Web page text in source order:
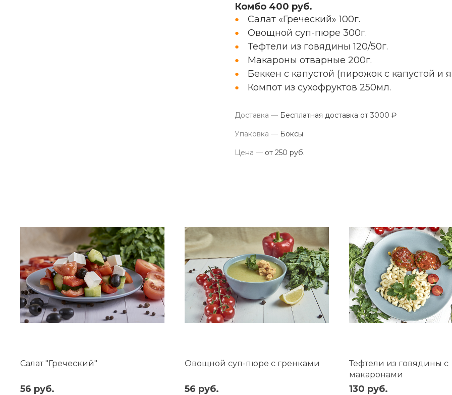
Комбо 400 руб.
Салат «Греческий» 100г.
Овощной суп-пюре 300г.
Тефтели из говядины 120/50г.
Макароны отварные 200г.
Беккен с капустой (пирожок с капустой и
Компот из сухофруктов 250мл.
Доставка— Бесплатная доставка от 3000 ₽
Упаковка— Боксы
Цена— от 250 руб.
Салат "Греческий"
56 руб.
Овощной суп-пюре с гренками
56 руб.
Тефтели из говядины с
макаронами
130 руб.